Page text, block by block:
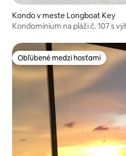
Kondo v meste Longboat Key
Kondomínium na pláži č. 107 s
Obľúbené medzi hosťami
Obľúbené medzi hosťami